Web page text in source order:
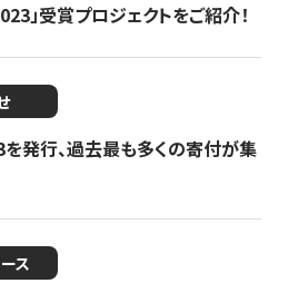
」受賞プロジェクトをご紹介！
発行、過去最も多くの寄付が集
ス